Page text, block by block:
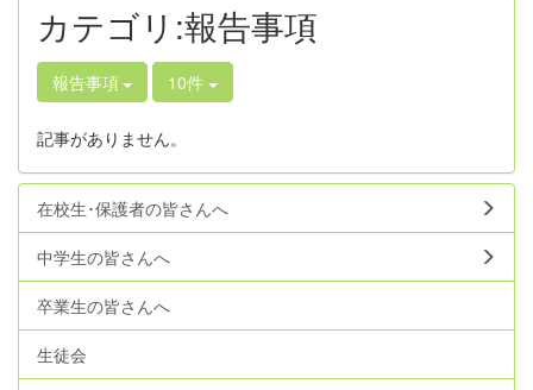
カテゴリ:報告事項
報告事項 10件
記事がありません。
在校生･保護者の皆さんへ
中学生の皆さんへ
卒業生の皆さんへ
生徒会